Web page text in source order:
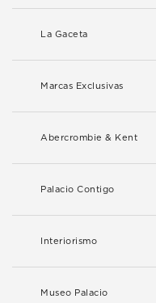
La Gaceta
Marcas Exclusivas
Abercrombie & Kent
Palacio Contigo
Interiorismo
Museo Palacio